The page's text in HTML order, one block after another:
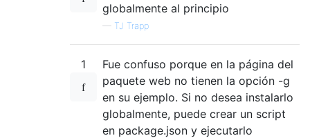
globalmente al principio
— TJ Trapp
1
Fue confuso porque en la página del
paquete web no tienen la opción -g
en su ejemplo. Si no desea instalarlo
globalmente, puede crear un script
en package.json y ejecutarlo